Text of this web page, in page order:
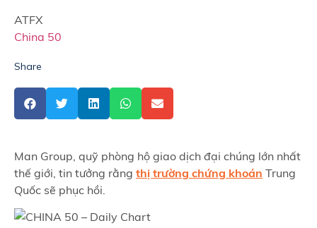
ATFX
China 50
Share
Man Group, quỹ phòng hộ giao dịch đại chúng lớn nhất
thế giới, tin tưởng rằng thị trường chứng khoán Trung
Quốc sẽ phục hồi.